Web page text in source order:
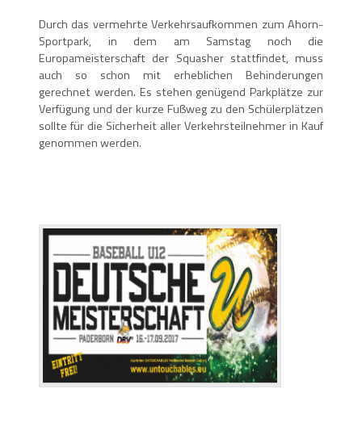
Durch das vermehrte Verkehrsaufkommen zum Ahorn-
Sportpark, in dem am Samstag noch die
Europameisterschaft der Squasher stattfindet, muss
auch so schon mit erheblichen Behinderungen
gerechnet werden. Es stehen genügend Parkplätze zur
Verfügung und der kurze Fußweg zu den Schülerplätzen
sollte für die Sicherheit aller Verkehrsteilnehmer in Kauf
genommen werden.